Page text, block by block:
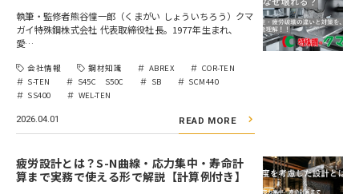
執筆・監修者熊谷憧一郎（くまがい しょういちろう）クマ
ガイ特殊鋼株式会社 代表取締役社長。1977年生まれ、
愛…
会社情報 鋼材知識 ABREX
COR-TEN
S-TEN
S45C S50C SB
SCM440
SS400
WEL-TEN
2026.04.01 READ MORE
疲労設計とは？S-N曲線・応力集中・寿命計
算まで実務で使える形で解説【計算例付き】